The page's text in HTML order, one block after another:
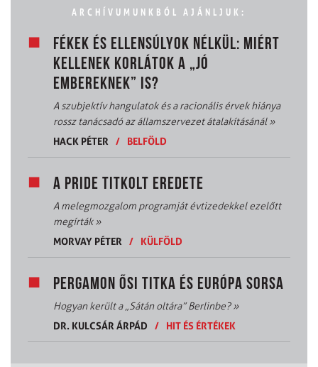
ARCHÍVUMUNKBÓL AJÁNLJUK:
FÉKEK ÉS ELLENSÚLYOK NÉLKÜL: MIÉRT
KELLENEK KORLÁTOK A „JÓ
EMBEREKNEK” IS?
A szubjektív hangulatok és a racionális érvek hiánya
rossz tanácsadó az államszervezet átalakításánál»
HACK PÉTER
/ BELFÖLD
A PRIDE TITKOLT EREDETE
A melegmozgalom programját évtizedekkel ezelőtt
megírták»
MORVAY PÉTER
/ KÜLFÖLD
PERGAMON ŐSI TITKA ÉS EURÓPA SORSA
Hogyan került a „Sátán oltára” Berlinbe?»
DR. KULCSÁR ÁRPÁD
/ HIT ÉS ÉRTÉKEK